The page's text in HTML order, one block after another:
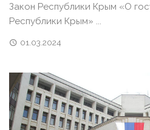
Закон Республики Крым «О
Республики Крым» ...
01.03.2024